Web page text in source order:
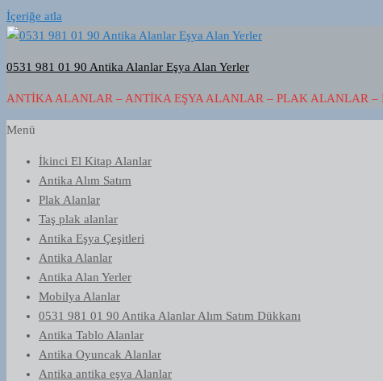
İçeriğe atla
0531 981 01 90 Antika Alanlar Eşya Alan Yerler
ANTIKA ALANLAR – ANTIKA EŞYA ALANLAR – PLAK ALANLAR
Menü
İkinci El Kitap Alanlar
Antika Alım Satım
Plak Alanlar
Taş plak alanlar
Antika Eşya Çeşitleri
Antika Alanlar
Antika Alan Yerler
Mobilya Alanlar
0531 981 01 90 Antika Alanlar Alım Satım Dükkanı
Antika Tablo Alanlar
Antika Oyuncak Alanlar
Antika antika eşya Alanlar